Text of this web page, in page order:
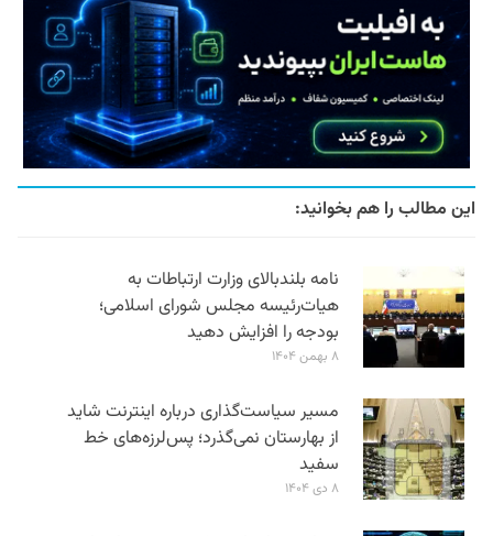
این مطالب را هم بخوانید:
نامه بلندبالای وزارت ارتباطات به
هیات‌رئیسه مجلس شورای اسلامی؛
بودجه را افزایش دهید
۸ بهمن ۱۴۰۴
مسیر سیاست‌گذاری درباره اینترنت شاید
از بهارستان نمی‌گذرد؛ پس‌لرزه‌های خط
سفید
۸ دی ۱۴۰۴